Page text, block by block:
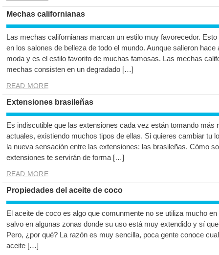
Mechas californianas
Las mechas californianas marcan un estilo muy favorecedor.
en los salones de belleza de todo el mundo. Aunque salieron
moda y es el estilo favorito de muchas famosas. Las mechas
mechas consisten en un degradado […]
READ MORE
Extensiones brasileñas
Es indiscutible que las extensiones cada vez están tomando más
actuales, existiendo muchos tipos de ellas. Si quieres cambiar tu
la nueva sensación entre las extensiones: las brasileñas. Cómo
extensiones te servirán de forma […]
READ MORE
Propiedades del aceite de coco
El aceite de coco es algo que comunmente no se utiliza mucho
salvo en algunas zonas donde su uso está muy extendido y sí
Pero, ¿por qué? La razón es muy sencilla, poca gente conoce
aceite […]